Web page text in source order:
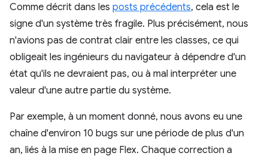
Comme décrit dans les posts précédents, cela est le
signe d'un système très fragile. Plus précisément, nous
n'avions pas de contrat clair entre les classes, ce qui
obligeait les ingénieurs du navigateur à dépendre d'un
état qu'ils ne devraient pas, ou à mal interpréter une
valeur d'une autre partie du système.
Par exemple, à un moment donné, nous avons eu une
chaîne d'environ 10 bugs sur une période de plus d'un
an, liés à la mise en page Flex. Chaque correction a